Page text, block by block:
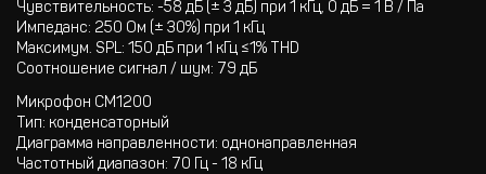
Чувствительность: -58 дБ (± 3 дБ) при 1 кГц, 0 дБ = 1 В / Па
Импеданс: 250 Ом (± 30%) при 1 кГц
Максимум. SPL: 150 дБ при 1 кГц ≤1% THD
Соотношение сигнал / шум: 79 дБ
Микрофон CM1200
Тип: конденсаторный
Диаграмма направленности: однонаправленная
Частотный диапазон: 70 Гц - 18 кГц